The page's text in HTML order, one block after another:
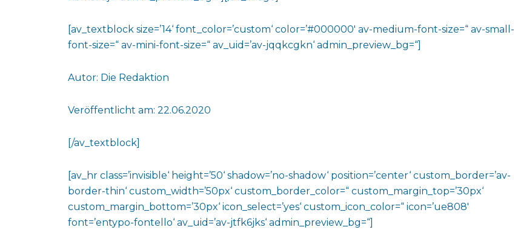
[av_textblock size=’14‘ font_color=’custom‘ color=’#000000′ av-medium-font-size=“ av-small-
font-size=“ av-mini-font-size=“ av_uid=’av-jqqkcgkn‘ admin_preview_bg=“]
Autor: Die Redaktion
Veröffentlicht am: 22.06.2020
[/av_textblock]
[av_hr class=’invisible‘ height=’50‘ shadow=’no-shadow‘ position=’center‘ custom_border=’av-
border-thin‘ custom_width=’50px‘ custom_border_color=“ custom_margin_top=’30px‘
custom_margin_bottom=’30px‘ icon_select=’yes‘ custom_icon_color=“ icon=’ue808′
font=’entypo-fontello‘ av_uid=’av-jtfk6jks‘ admin_preview_bg=“]